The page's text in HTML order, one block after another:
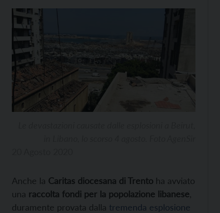
Anche la Caritas diocesana di Trento ha avviato
una raccolta fondi per la popolazione libanese
duramente provata dalla tremenda esplosione